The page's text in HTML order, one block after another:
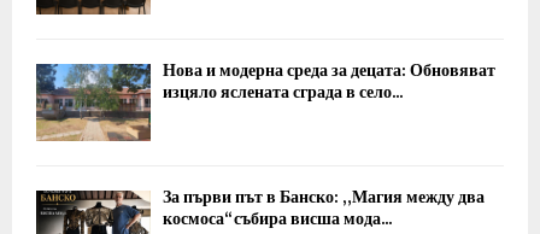
Нова и модерна среда за децата: Обновяват
изцяло яслената сграда в село...
За първи път в Банско: „Магия между два
космоса“ събира висша мода...